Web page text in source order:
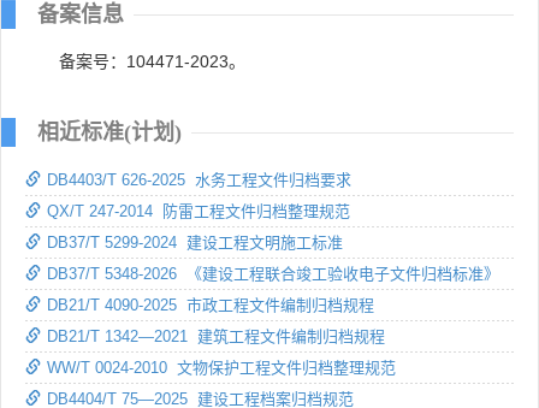
备案信息
备案号：104471-2023。
相近标准(计划)
DB4403/T 626-2025 水务工程文件归档要求
QX/T 247-2014 防雷工程文件归档整理规范
DB37/T 5299-2024 建设工程文明施工标准
DB37/T 5348-2026 《建设工程联合竣工验收电子文件归档标准》
DB21/T 4090-2025 市政工程文件编制归档规程
DB21/T 1342—2021 建筑工程文件编制归档规程
WW/T 0024-2010 文物保护工程文件归档整理规范
DB4404/T 75—2025 建设工程档案归档规范